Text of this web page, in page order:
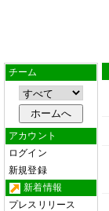
チーム
アカウント
ログイン
新規登録
新着情報
プレスリリース